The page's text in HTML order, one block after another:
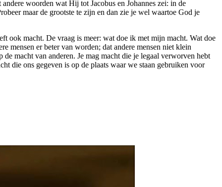
woorden wat Hij tot Jacobus en Johannes zei: in de
maar de grootste te zijn en dan zie je wel waartoe God je
ook macht. De vraag is meer: wat doe ik met mijn macht. Wat doe
mensen er beter van worden; dat andere mensen niet klein
macht van anderen. Je mag macht die je legaal verworven hebt
die ons gegeven is op de plaats waar we staan gebruiken voor